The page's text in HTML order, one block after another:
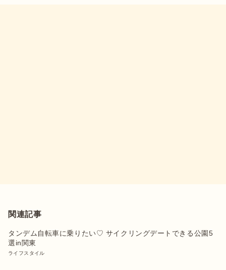
関連記事
タンデム自転車に乗りたい♡ サイクリングデートできる公園5
選in関東
ライフスタイル